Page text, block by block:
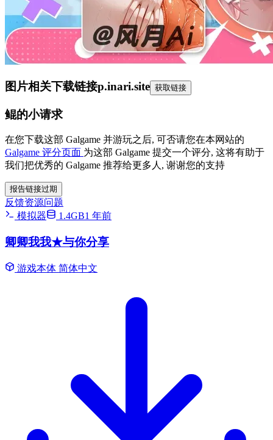
图片相关下载链接p.inari.site 获取链接
鲲的小请求
在您下载这部 Galgame 并游玩之后, 可否请您在本网站的
Galgame 评分页面 为这部 Galgame 提交一个评分, 这将有助于
我们把优秀的 Galgame 推荐给更多人, 谢谢您的支持
报告链接过期
反馈资源问题
模拟器
1.4GB1 年前
卿卿我我★与你分享
游戏本体 简体中文